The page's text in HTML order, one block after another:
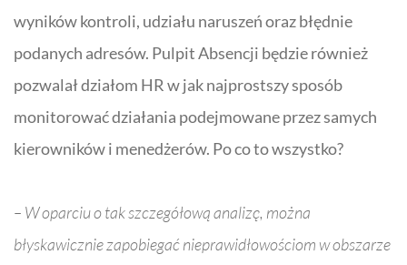
wyników kontroli, udziału naruszeń oraz błędnie
podanych adresów. Pulpit Absencji będzie również
pozwalał działom HR w jak najprostszy sposób
monitorować działania podejmowane przez samych
kierowników i menedżerów. Po co to wszystko?
– W oparciu o tak szczegółową analizę, można
błyskawicznie zapobiegać nieprawidłowościom w obszarze